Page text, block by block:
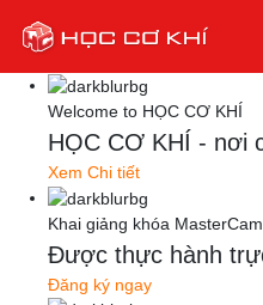
Welcome to HỌC CƠ KHÍ
HỌC CƠ KHÍ - nơi
Xem Chi tiết
Khai giảng khóa
Được thực hành
Đăng ký ngay